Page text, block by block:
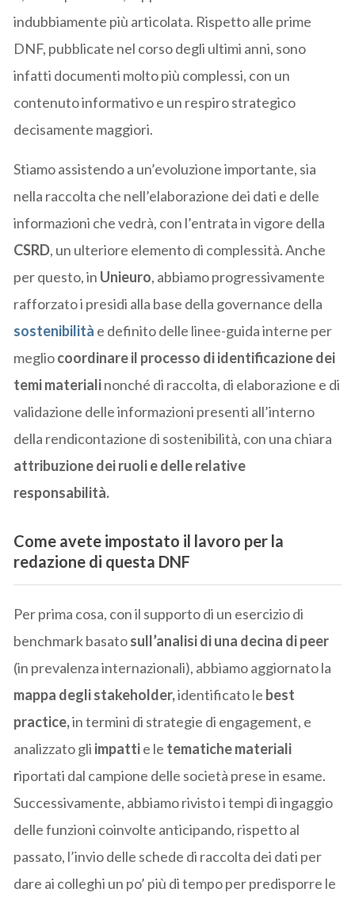
indubbiamente più articolata. Rispetto alle prime
DNF, pubblicate nel corso degli ultimi anni, sono
infatti documenti molto più complessi, con un
contenuto informativo e un respiro strategico
decisamente maggiori.
Stiamo assistendo a un’evoluzione importante, sia
nella raccolta che nell’elaborazione dei dati e delle
informazioni che vedrà, con l’entrata in vigore della
CSRD, un ulteriore elemento di complessità. Anche
per questo, in Unieuro, abbiamo progressivamente
rafforzato i presidi alla base della governance della
sostenibilità e definito delle linee-guida interne per
megliocoordinare il processo di identificazione dei
temi materialinonché di raccolta, di elaborazione e di
validazione delle informazioni presenti all’interno
della rendicontazione di sostenibilità, con una chiara
attribuzione dei ruoli e delle relative
responsabilità.
Come avete impostato il lavoro per la
redazione di questa DNF
Per prima cosa, con il supporto di un esercizio di
benchmark basatosull’analisi di una decina di peer
(in prevalenza internazionali), abbiamo aggiornato la
mappa degli stakeholder,identificato le best
practice,in termini di strategie di engagement, e
analizzato gli impattie le tematiche materiali
riportati dal campione delle società prese in esame.
Successivamente, abbiamo rivisto i tempi di ingaggio
delle funzioni coinvolte anticipando, rispetto al
passato, l’invio delle schede di raccolta dei dati per
dare ai colleghi un po’ più di tempo per predisporre le